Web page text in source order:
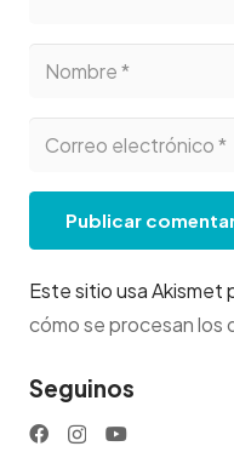
Publicar
Este sitio usa Akismet
cómo se procesan los
Seguinos